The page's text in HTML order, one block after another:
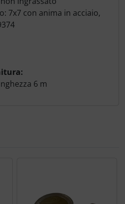
7x7 con anima in acciaio,
6 m